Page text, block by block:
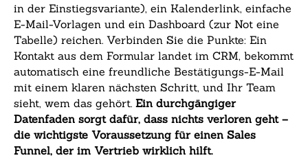
in der Einstiegsvariante), ein Kalenderlink, einfache
E-Mail-Vorlagen und ein Dashboard (zur Not eine
Tabelle) reichen. Verbinden Sie die Punkte: Ein
Kontakt aus dem Formular landet im CRM, bekommt
automatisch eine freundliche Bestätigungs-E-Mail
mit einem klaren nächsten Schritt, und Ihr Team
sieht, wem das gehört. Ein durchgängiger
Datenfaden sorgt dafür, dass nichts verloren geht –
die wichtigste Voraussetzung für einen Sales
Funnel, der im Vertrieb wirklich hilft.